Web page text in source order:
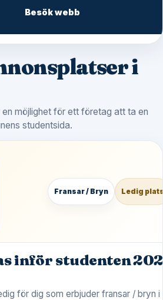
Besök webb
i
möjlighet för ett företag att ta en
studentsida.
Fransar / Bryn Ledig
inför studenten
för dig som erbjuder fransar / bryn i